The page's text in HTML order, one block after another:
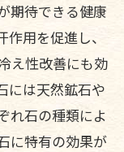
期待できる健康
用を促進し、
え性改善にも効
には天然鉱石や
れ石の種類によ
に特有の効果が